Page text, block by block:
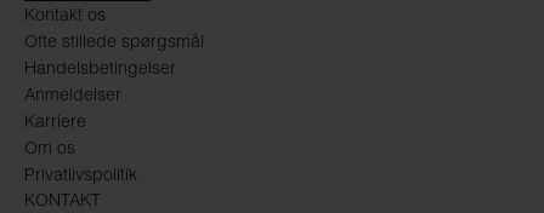
Kontakt os
Ofte stillede spørgsmål
Handelsbetingelser
Anmeldelser
Karriere
Om os
Privatlivspolitik
KONTAKT